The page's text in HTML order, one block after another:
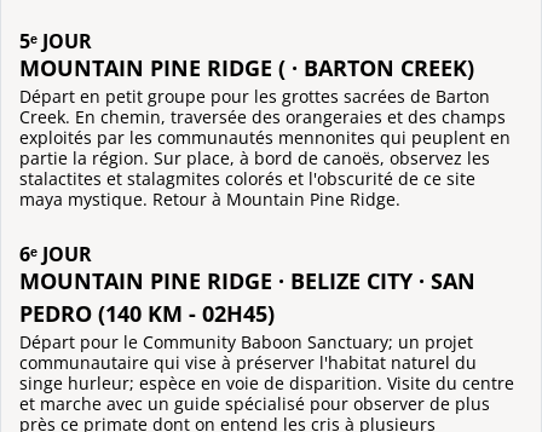
5ᵉ JOUR
MOUNTAIN PINE RIDGE ( · BARTON CREEK)
Départ en petit groupe pour les grottes sacrées de Barton
Creek. En chemin, traversée des orangeraies et des champs
exploités par les communautés mennonites qui peuplent en
partie la région. Sur place, à bord de canoës, observez les
stalactites et stalagmites colorés et l'obscurité de ce site
maya mystique. Retour à Mountain Pine Ridge.
6ᵉ JOUR
MOUNTAIN PINE RIDGE · BELIZE CITY · SAN
PEDRO (140 KM - 02H45)
Départ pour le Community Baboon Sanctuary; un projet
communautaire qui vise à préserver l'habitat naturel du
singe hurleur; espèce en voie de disparition. Visite du centre
et marche avec un guide spécialisé pour observer de plus
près ce primate dont on entend les cris à plusieurs